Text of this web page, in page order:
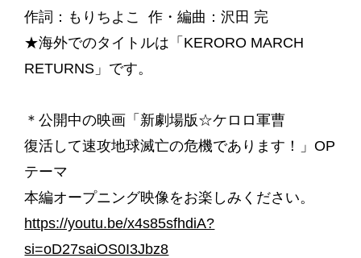
作詞：もりちよこ 作・編曲：沢田 完
★海外でのタイトルは「KERORO MARCH
RETURNS」です。
＊公開中の映画「新劇場版☆ケロロ軍曹
復活して速攻地球滅亡の危機であります！」OP
テーマ
本編オープニング映像をお楽しみください。
https://youtu.be/x4s85sfhdiA?
si=oD27saiOS0I3Jbz8